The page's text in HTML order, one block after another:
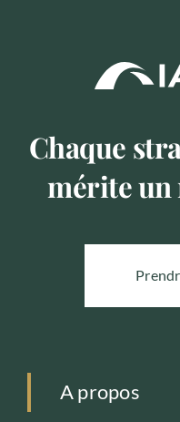
Chaque
mérite un
A propos